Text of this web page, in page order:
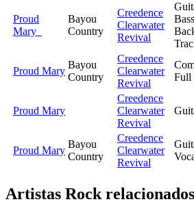
Proud
Mary
Bayou
Country
Creedence
Clearwater
Revival
Proud Mary
Bayou
Country
Creedence
Clearwater
Revival
Full
Proud Mary
Creedence
Clearwater
Revival
Proud Mary
Bayou
Country
Creedence
Clearwater
Revival
Artistas Rockrelacionados